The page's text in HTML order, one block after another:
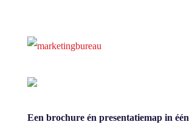
Een brochure én presentatiemap in één